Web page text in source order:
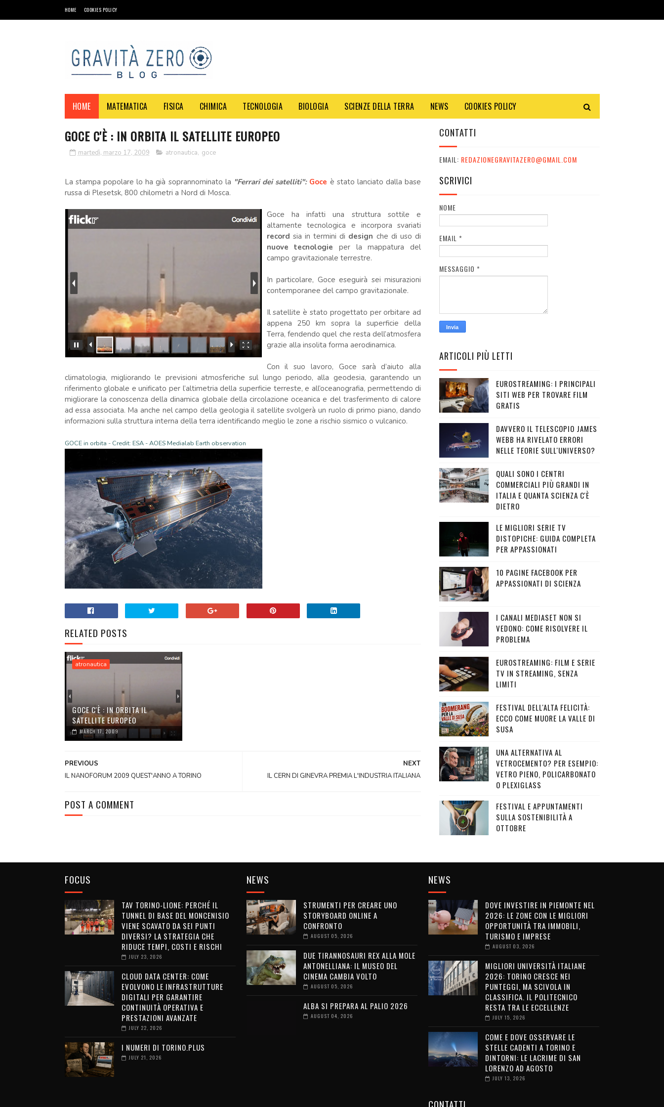
HOME COOKIES POLICY
HOME MATEMATICA FISICA CHIMICA TECNOLOGIA BIOLOGIA SCIENZE DELLA TERRA NEWS COOKIES POLICY
GOCE C'È : IN ORBITA IL SATELLITE EUROPEO
martedì, marzo 17, 2009 atronautica, goce
La stampa popolare lo ha già soprannominato la "Ferrari dei satelliti": Goce è stato lanciato dalla base
russa di Plesetsk, 800 chilometri a Nord di Mosca.
Goce ha infatti una struttura sottile e
altamente tecnologica e incorpora svariati
record sia in termini di design che di uso di
nuove tecnologie per la mappatura del
campo gravitazionale terrestre.
In particolare, Goce eseguirà sei misurazioni
contemporanee del campo gravitazionale.
Il satellite è stato progettato per orbitare ad
appena 250 km sopra la superficie della
Terra, fendendo quel che resta dell’atmosfera
grazie alla insolita forma aerodinamica.
Con il suo lavoro, Goce sarà d’aiuto alla
climatologia, migliorando le previsioni atmosferiche sul lungo periodo, alla geodesia, garantendo un
riferimento globale e unificato per l’altimetria della superficie terreste, e all’oceanografia, permettendo di
migliorare la conoscenza della dinamica globale della circolazione oceanica e del trasferimento di calore
ad essa associata. Ma anche nel campo della geologia il satellite svolgerà un ruolo di primo piano, dando
informazioni sulla struttura interna della terra identificando meglio le zone a rischio sismico o vulcanico.
GOCE in orbita - Credit: ESA - AOES Medialab Earth observation
RELATED POSTS
atronautica
GOCE C'È : IN ORBITA IL
SATELLITE EUROPEO
MARCH 17, 2009
NEXT
IL CERN DI GINEVRA PREMIA L'INDUSTRIA ITALIANA
PREVIOUS
IL NANOFORUM 2009 QUEST'ANNO A TORINO
POST A COMMENT
CONTATTI
EMAIL: REDAZIONEGRAVITAZERO@GMAIL.COM
SCRIVICI
NOME
EMAIL *
MESSAGGIO *
ARTICOLI PIÙ LETTI
EUROSTREAMING: I PRINCIPALI
SITI WEB PER TROVARE FILM
GRATIS
DAVVERO IL TELESCOPIO JAMES
WEBB HA RIVELATO ERRORI
NELLE TEORIE SULL'UNIVERSO?
QUALI SONO I CENTRI
COMMERCIALI PIÙ GRANDI IN
ITALIA E QUANTA SCIENZA C'È
DIETRO
LE MIGLIORI SERIE TV
DISTOPICHE: GUIDA COMPLETA
PER APPASSIONATI
10 PAGINE FACEBOOK PER
APPASSIONATI DI SCIENZA
I CANALI MEDIASET NON SI
VEDONO: COME RISOLVERE IL
PROBLEMA
EUROSTREAMING: FILM E SERIE
TV IN STREAMING, SENZA
LIMITI
FESTIVAL DELL'ALTA FELICITÀ:
ECCO COME MUORE LA VALLE DI
SUSA
UNA ALTERNATIVA AL
VETROCEMENTO? PER ESEMPIO:
VETRO PIENO, POLICARBONATO
O PLEXIGLASS
FESTIVAL E APPUNTAMENTI
SULLA SOSTENIBILITÀ A
OTTOBRE
FOCUS
TAV TORINO-LIONE: PERCHÉ IL
TUNNEL DI BASE DEL MONCENISIO
VIENE SCAVATO DA SEI PUNTI
DIVERSI? LA STRATEGIA CHE
RIDUCE TEMPI, COSTI E RISCHI
JULY 23, 2026
CLOUD DATA CENTER: COME
EVOLVONO LE INFRASTRUTTURE
DIGITALI PER GARANTIRE
CONTINUITÀ OPERATIVA E
PRESTAZIONI AVANZATE
JULY 22, 2026
I NUMERI DI TORINO.PLUS
JULY 21, 2026
NEWS
STRUMENTI PER CREARE UNO
STORYBOARD ONLINE A
CONFRONTO
AUGUST 05, 2026
DUE TIRANNOSAURI REX ALLA MOLE
ANTONELLIANA: IL MUSEO DEL
CINEMA CAMBIA VOLTO
AUGUST 05, 2026
ALBA SI PREPARA AL PALIO 2026
AUGUST 04, 2026
NEWS
DOVE INVESTIRE IN PIEMONTE NEL
2026: LE ZONE CON LE MIGLIORI
OPPORTUNITÀ TRA IMMOBILI,
TURISMO E IMPRESE
AUGUST 03, 2026
MIGLIORI UNIVERSITÀ ITALIANE
2026: TORINO CRESCE NEI
PUNTEGGI, MA SCIVOLA IN
CLASSIFICA. IL POLITECNICO
RESTA TRA LE ECCELLENZE
JULY 15, 2026
COME E DOVE OSSERVARE LE
STELLE CADENTI A TORINO E
DINTORNI: LE LACRIME DI SAN
LORENZO AD AGOSTO
JULY 13, 2026
CONTATTI